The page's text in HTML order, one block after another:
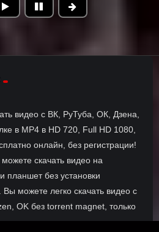
видео с ВК, РуТуба, ОК, Дзена,
в MP4 в HD 720, Full HD 1080,
онлайн, без регистрации!
скачать видео на
планшет без установки
можете легко скачать видео с
OK без torrent magnet, только